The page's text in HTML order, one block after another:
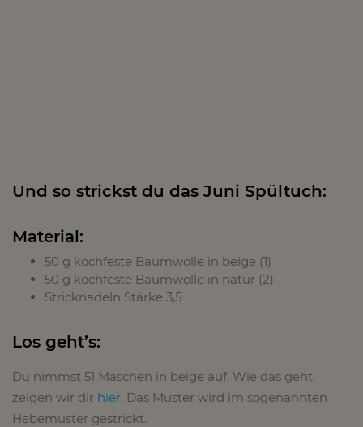
Und so strickst du das Juni Spültuch:
Material:
50 g kochfeste Baumwolle in beige (1)
50 g kochfeste Baumwolle in natur (2)
Stricknadeln Stärke 3,5
Los geht’s:
Du nimmst 51 Maschen in beige auf. Wie das geht,
zeigen wir dir hier. Das Muster wird im sogenannten
Hebemuster gestrickt.